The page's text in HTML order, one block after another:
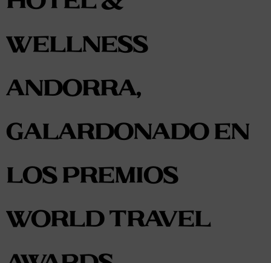
Wellness
Andorra,
galardonado en
los premios
World Travel